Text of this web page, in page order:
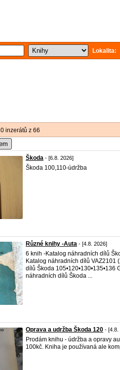
Lokalita:
inzerátů z 66
Škoda - [6.8. 2026]
Škoda 100,110-údržba
Různé knihy -Auta - [4.8. 2026]
6 knih -Katalog náhradních dílů
Katalog náhradních dílů VAZ2101
dílů Škoda
náhradních dílů Škoda ...
Oprava a udržba Škoda 120 - [4.8.
Prodám knihu - údržba a opravy
100kč. Kniha je používaná ale